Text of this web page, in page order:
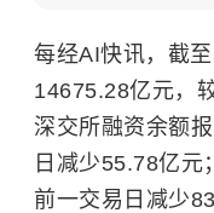
每经AI快讯，截
14675.28亿元，
深交所融资余额
日减少55.78亿元
前一交易日减少